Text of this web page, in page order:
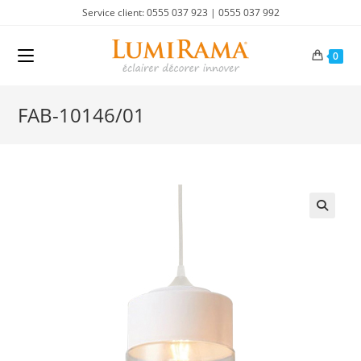
content
Service client: 0555 037 923 | 0555 037 992
0
FAB-10146/01